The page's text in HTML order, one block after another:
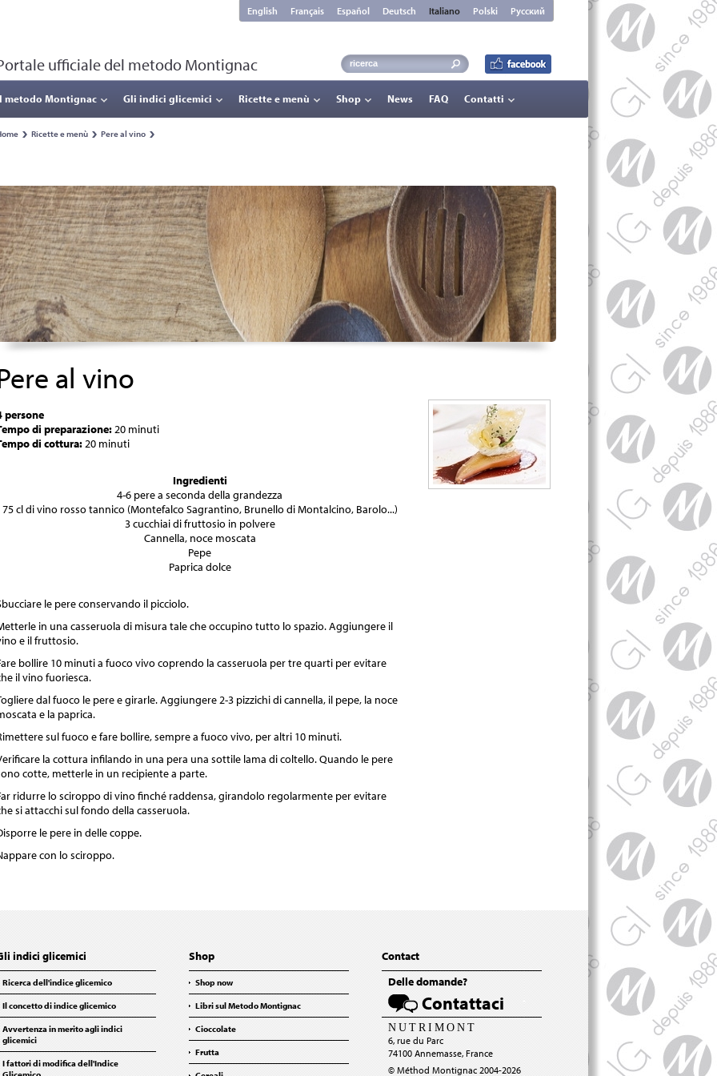
English Français Español Deutsch Italiano Polski Русский
ufficiale del metodo Montignac
metodo Montignac Gli indici glicemici Ricette e menù Shop News FAQ Contatti
Ricette e menù Pere al vino
al vino
persone
di preparazione:20 minuti
di cottura:20 minuti
Ingredienti
4-6 pere a seconda della grandezza
75 cl di vino rosso tannico (Montefalco Sagrantino, Brunello di Montalcino, Barolo...)
3 cucchiai di fruttosio in polvere
Cannella, noce moscata
Pepe
Paprica dolce
le pere conservando il picciolo.
in una casseruola di misura tale che occupino tutto lo spazio. Aggiungere il
e il fruttosio.
bollire 10 minuti a fuoco vivo coprendo la casseruola per tre quarti per evitare
il vino fuoriesca.
dal fuoco le pere e girarle. Aggiungere 2-3 pizzichi di cannella, il pepe, la noce
e la paprica.
sul fuoco e fare bollire, sempre a fuoco vivo, per altri 10 minuti.
la cottura infilando in una pera una sottile lama di coltello. Quando le pere
cotte, metterle in un recipiente a parte.
ridurre lo sciroppo di vino finché raddensa, girandolo regolarmente per evitare
si attacchi sul fondo della casseruola.
le pere in delle coppe.
con lo sciroppo.
indici glicemici
Ricerca dell'indice glicemico
Il concetto di indice glicemico
Avvertenza in merito agli indici
glicemici
I fattori di modifica dell'Indice
Shop
Shop now
Libri sul Metodo Montignac
Cioccolate
Frutta
Contact
Delle domande?
Contattaci
N U T R I M O N T
6, rue du Parc
74100 Annemasse, France
© Méthod Montignac 2004-2026